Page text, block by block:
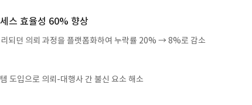
스 효율성 60% 향상
되던 의뢰 과정을 플랫폼화하여 누락률 20% → 8%로 감소
도입으로 의뢰-대행사 간 불신 요소 해소